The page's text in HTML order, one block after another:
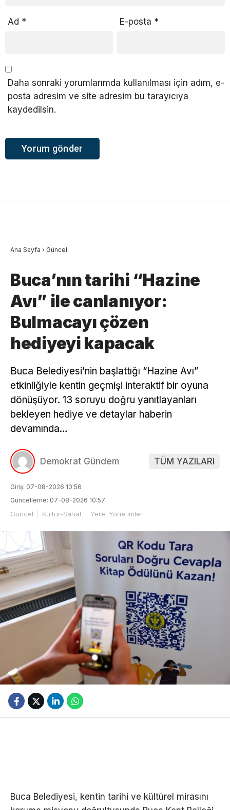
Ad * E-posta *
Daha sonraki yorumlarımda kullanılması için adım, e-
posta adresim ve site adresim bu tarayıcıya
kaydedilsin.
Ana Sayfa › Güncel
Buca’nın tarihi “Hazine
Avı” ile canlanıyor:
Bulmacayı çözen
hediyeyi kapacak
Buca Belediyesi’nin başlattığı “Hazine Avı”
etkinliğiyle kentin geçmişi interaktif bir oyuna
dönüşüyor. 13 soruyu doğru yanıtlayanları
bekleyen hediye ve detaylar haberin
devamında…
Demokrat Gündem TÜM YAZILARI
Giriş: 07-08-2026 10:56
Güncelleme: 07-08-2026 10:57
Güncel Kültür-Sanat Yerel Yönetimler
Buca Belediyesi, kentin tarihi ve kültürel mirasını